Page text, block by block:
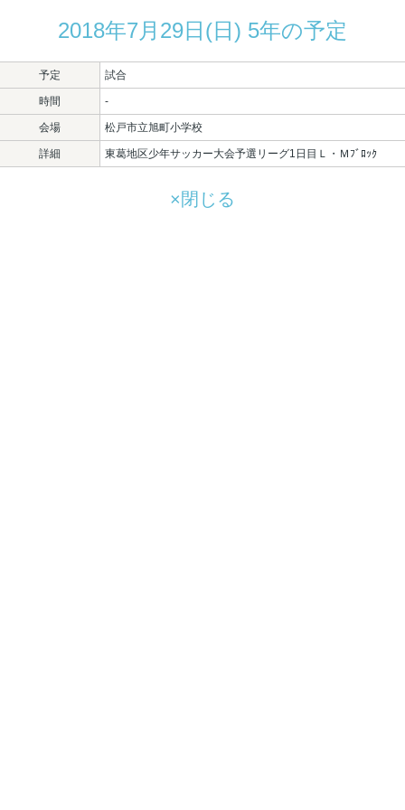
2018年7月29日(日) 5年の予定
予定 試合
時間 -
会場 松戸市立旭町小学校
詳細 東葛地区少年サッカー大会予選リーグ1日目Ｌ・Ｍﾌﾞﾛｯｸ
×閉じる